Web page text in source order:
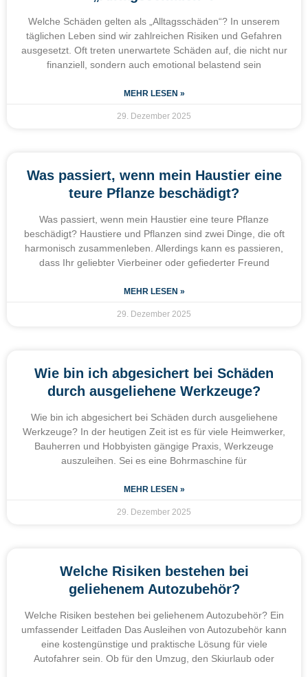
Welche Schäden gelten als „Alltagsschäden“? In unserem
täglichen Leben sind wir zahlreichen Risiken und Gefahren
ausgesetzt. Oft treten unerwartete Schäden auf, die nicht nur
finanziell, sondern auch emotional belastend sein
MEHR LESEN »
29. Dezember 2025
Was passiert, wenn mein Haustier eine
teure Pflanze beschädigt?
Was passiert, wenn mein Haustier eine teure Pflanze
beschädigt? Haustiere und Pflanzen sind zwei Dinge, die oft
harmonisch zusammenleben. Allerdings kann es passieren,
dass Ihr geliebter Vierbeiner oder gefiederter Freund
MEHR LESEN »
29. Dezember 2025
Wie bin ich abgesichert bei Schäden
durch ausgeliehene Werkzeuge?
Wie bin ich abgesichert bei Schäden durch ausgeliehene
Werkzeuge? In der heutigen Zeit ist es für viele Heimwerker,
Bauherren und Hobbyisten gängige Praxis, Werkzeuge
auszuleihen. Sei es eine Bohrmaschine für
MEHR LESEN »
29. Dezember 2025
Welche Risiken bestehen bei
geliehenem Autozubehör?
Welche Risiken bestehen bei geliehenem Autozubehör? Ein
umfassender Leitfaden Das Ausleihen von Autozubehör kann
eine kostengünstige und praktische Lösung für viele
Autofahrer sein. Ob für den Umzug, den Skiurlaub oder